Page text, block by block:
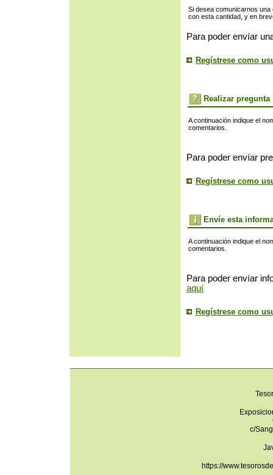
Si desea comunicarnos
con esta cantidad, y en
Para poder envíar
Regístrese como
Realizar pregunta
A continuación indique el
comentarios.
Para poder envíar
Regístrese como
Envíe esta
A continuación indique el
comentarios.
Para poder envíar
aquí
Regístrese como
c/
https://